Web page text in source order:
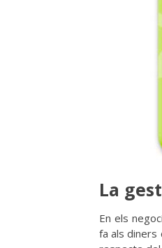
La
En els
fa als diners